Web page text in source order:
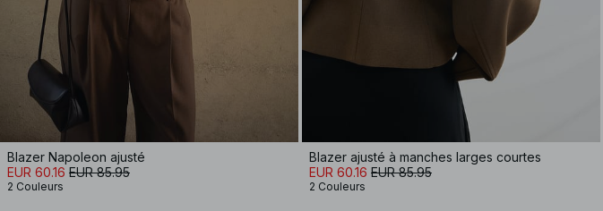
Blazer Napoleon ajusté
EUR 60.16 EUR 85.95
2 Couleurs
Blazer ajusté à manches larges courtes
EUR 60.16 EUR 85.95
2 Couleurs